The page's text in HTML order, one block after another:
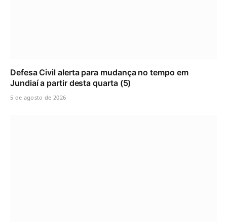
Defesa Civil alerta para mudança no tempo em
Jundiaí a partir desta quarta (5)
5 de agosto de 2026